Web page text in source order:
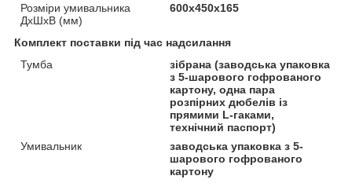
Розміри умивальника
ДхШхВ (мм)
600х450х165
Комплект поставки під час надсилання
Тумба
зібрана (заводська упаковка
з 5-шарового гофрованого
картону, одна пара
розпірних дюбелів із
прямими L-гаками,
технічний паспорт)
Умивальник
заводська упаковка з 5-
шарового гофрованого
картону